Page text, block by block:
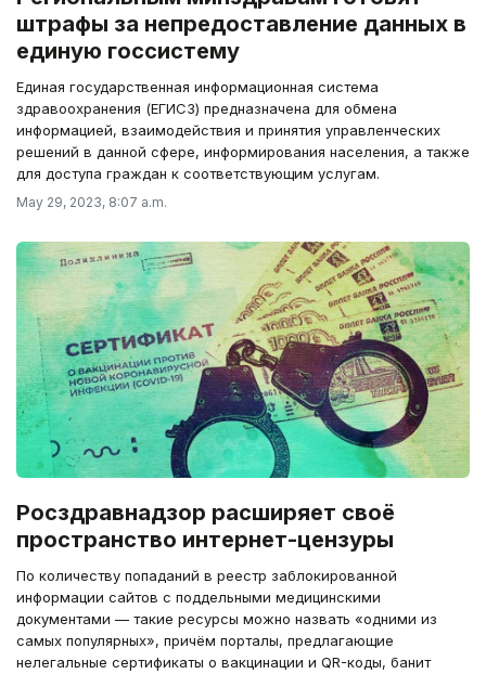
штрафы за непредоставление данных в
единую госсистему
Единая государственная информационная система
здравоохранения (ЕГИСЗ) предназначена для обмена
информацией, взаимодействия и принятия управленческих
решений в данной сфере, информирования населения, а также
для доступа граждан к соответствующим услугам.
May 29, 2023, 8:07 a.m.
Росздравнадзор расширяет своё
пространство интернет-цензуры
По количеству попаданий в реестр заблокированной
информации сайтов с поддельными медицинскими
документами — такие ресурсы можно назвать «одними из
самых популярных», причём порталы, предлагающие
нелегальные сертификаты о вакцинации и QR-коды, банит